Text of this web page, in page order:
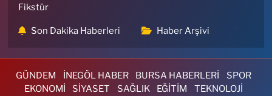
Fikstür
Son Dakika Haberleri Haber Arşivi
GÜNDEM İNEGÖL HABER BURSA HABERLERİ
SPOR
EKONOMİ
SİYASET SAĞLIK EĞİTİM
TEKNOLOJİ